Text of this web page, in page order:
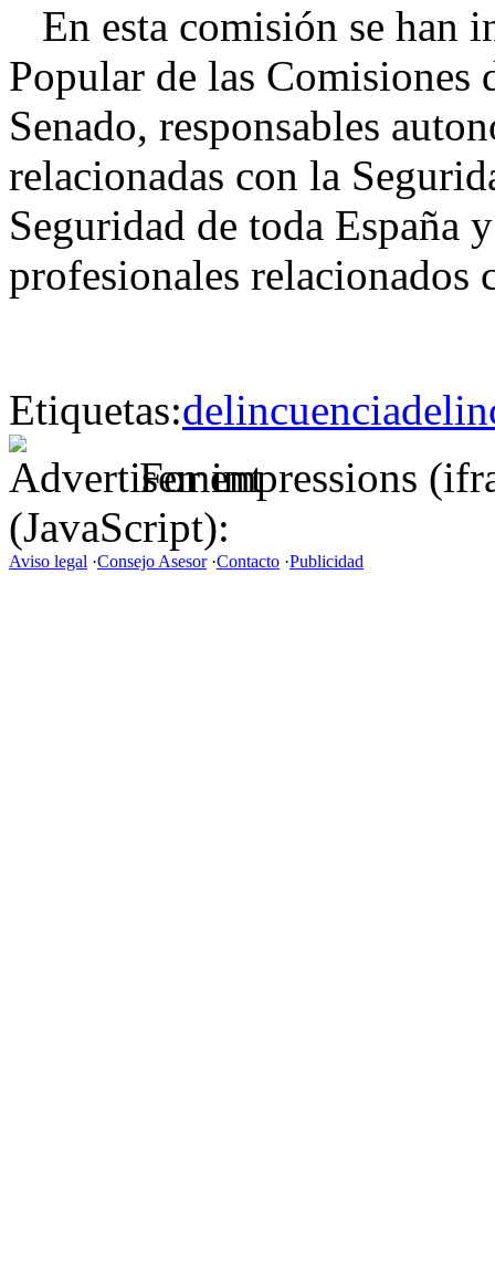
En esta comisión se han
Popular de las
Senado, responsables
relacionadas con la
Seguridad de toda España
profesionales relacionados
Etiquetas:delincuencia
For impressions
(JavaScript):
Aviso legal ·Consejo Asesor·Contacto ·Publicidad